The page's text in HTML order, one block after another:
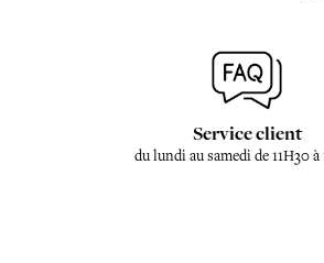
Service client
du lundi au samedi de 11H30 à